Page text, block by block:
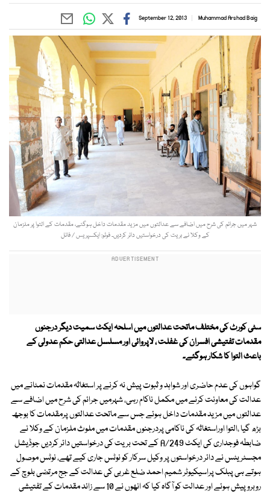
Muhammad Arshad Baig
September 12, 2013
شہر میں جرائم کی شرح میں اضافے سے عدالتوں میں مزید مقدمات داخل ہوگئے، مقدمات کے التوا پر ملزمان
کے وکلا نے بریت کی درخواستیں دائر کردیں۔ فوٹو: ایکسپریس / فائل
سٹی کورٹ کی مختلف ماتحت عدالتوں میں اسلحہ ایکٹ سمیت دیگر درجنوں
مقدمات تفتیشی افسران کی غفلت ، لاپروائی اور مسلسل عدالتی حکم عدولی کے
باعث التوا کا شکار ہوگئے۔
گواہوں کی عدم حاضری اور شواہد و ثبوت پیش نہ کرنے پر استغاثہ مقدمات نمٹانے میں
عدالت کی معاونت کرنے میں مکمل ناکام رہی، شہرمیں جرائم کی شرح میں اضافے سے
عدالتوں میں مزید مقدمات داخل ہوئے جس سے ماتحت عدالتوں پرمقدمات کا بوجھ
بڑھ گیا ،التوا اوراستغاثہ کی ناکامی پردرجنوں مقدمات میں ملوث ملزمان کے وکلا نے
ضابطہ فوجداری کی ایکٹ 249/A کے تحت بریت کی درخواستیں دائر کردیں جوڈیشل
مجسٹریٹس نے دائر درخواستوں پر وکیل سرکار کو نوٹس جاری کیے تھے، نوٹس موصول
ہوتے ہی پبلک پراسیکیوٹر شمیم احمد ضلع غربی کی عدالت کے جج مرتضی بلوچ کے
روبرو پیش ہوئے اور عدالت کو آگاہ کیا کہ انھوں نے 10 سے زائد مقدمات کے تفتیشی